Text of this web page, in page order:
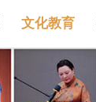
文化教育